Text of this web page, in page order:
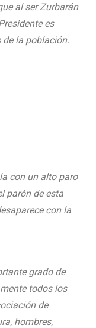
al ser Zurbarán
es
la población.
un alto paro
parón de esta
con la
grado de
todos los
de
hombres,